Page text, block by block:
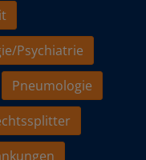
Psychiatrie
Pneumologie